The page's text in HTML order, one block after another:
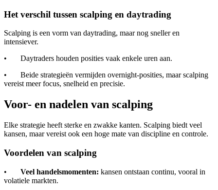
Het verschil tussen scalping en daytrading
Scalping is een vorm van daytrading, maar nog sneller en
intensiever.
• Daytraders houden posities vaak enkele uren aan.
• Beide strategieën vermijden overnight-posities, maar scalping
vereist meer focus, snelheid en precisie.
Voor- en nadelen van scalping
Elke strategie heeft sterke en zwakke kanten. Scalping biedt veel
kansen, maar vereist ook een hoge mate van discipline en controle.
Voordelen van scalping
• Veel handelsmomenten: kansen ontstaan continu, vooral in
volatiele markten.